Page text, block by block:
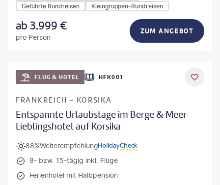
Geführte Rundreisen
Kleingruppen-Rundreisen
ab3.999 €
pro Person
ZUM ANGEBOT
DEAL
FLUG & HOTEL HFK001
FRANKREICH - KORSIKA
Entspannte Urlaubstage im Berge & Meer
Lieblingshotel auf Korsika
Weiterempfehlung
88%
8- bzw. 15-tägig inkl. Flüge
Ferienhotel mit Halbpension